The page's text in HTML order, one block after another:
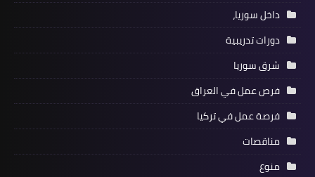
داخل سوريا،
دورات تدريبية
شرق سوريا
فرص عمل في العراق
فرصة عمل في تركيا
مناقصات
منوع